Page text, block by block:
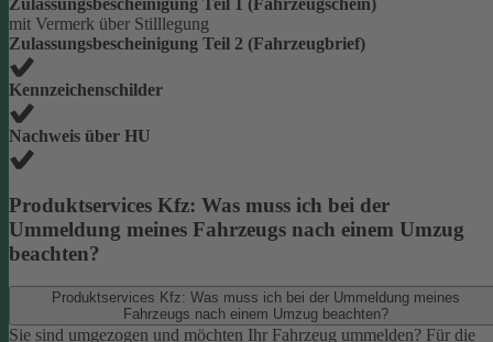
mit Vermerk über Stilllegung
Zulassungsbescheinigung Teil 2 (Fahrzeugbrief)
Kennzeichenschilder
Nachweis über HU
Produktservices Kfz: Was muss ich bei der
Ummeldung meines Fahrzeugs nach einem Umzug
beachten?
Produktservices Kfz: Was muss ich bei der Ummeldung meines
Fahrzeugs nach einem Umzug beachten?
Sie sind umgezogen und möchten Ihr Fahrzeug ummelden? Für die